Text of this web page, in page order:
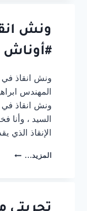
ابراهيم
السيد
ونش
#أوناش
ونش انقاذ في
المهندس
ونش انقاذ في
السيد ،
الإنقاذ
المزيد... ونش
ابراهيم